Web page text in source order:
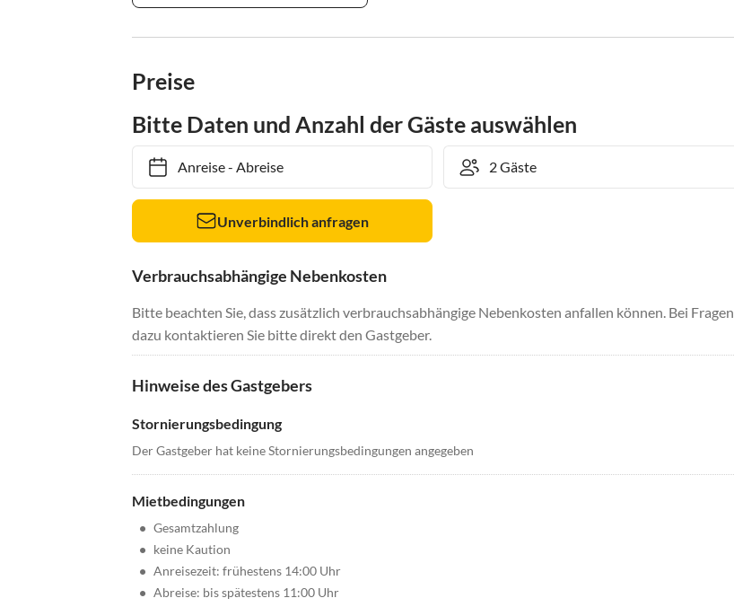
Preise
Bitte Daten und Anzahl der Gäste auswählen
Anreise- Abreise
Unverbindlich anfragen
Verbrauchsabhängige Nebenkosten
Bitte beachten Sie, dass zusätzlich verbrauchsabhängige Nebenkosten anfallen können. Bei Fragen
dazu kontaktieren Sie bitte direkt den Gastgeber.
Hinweise des Gastgebers
Stornierungsbedingung
Der Gastgeber hat keine Stornierungsbedingungen angegeben
Mietbedingungen
• Gesamtzahlung
• keine Kaution
• Anreisezeit: frühestens 14:00 Uhr
• Abreise: bis spätestens 11:00 Uhr